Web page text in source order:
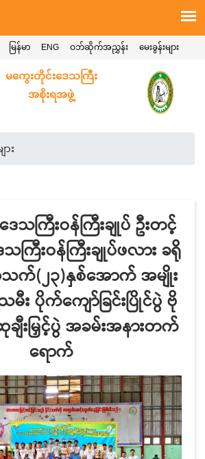
မေးခွန်းများ
ဝဘ်ဆိုက်အညွှန်း
ENG
မြန်မာ
မကွေးတိုင်းဒေသကြီး
အစိုးရအဖွဲ့
း
သကြီးဝန်ကြီးချုပ် ဦးတင့်
ကြီးဝန်ကြီးချုပ်ဖလား ခရို
သက်(၂၃)နှစ်အောက် အမျိုး
မီး ပိုက်ကျော်ခြင်းပြိုင်ပွဲ ဗို
းမြှင့်ပွဲ အခမ်းအနားတက်
ရောက်